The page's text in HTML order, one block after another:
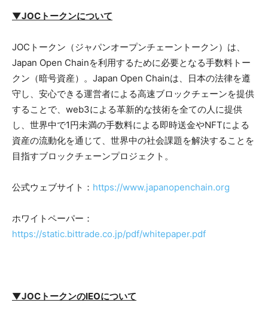
▼JOCトークンについて
JOCトークン（ジャパンオープンチェーントークン）は、
Japan Open Chainを利用するために必要となる手数料トー
クン（暗号資産）。Japan Open Chainは、日本の法律を遵
守し、安心できる運営者による高速ブロックチェーンを提供
することで、web3による革新的な技術を全ての人に提供
し、世界中で1円未満の手数料による即時送金やNFTによる
資産の流動化を通じて、世界中の社会課題を解決することを
目指すブロックチェーンプロジェクト。
公式ウェブサイト： https://www.japanopenchain.org
ホワイトペーパー：
https://static.bittrade.co.jp/pdf/whitepaper.pdf
▼JOCトークンのIEOについて